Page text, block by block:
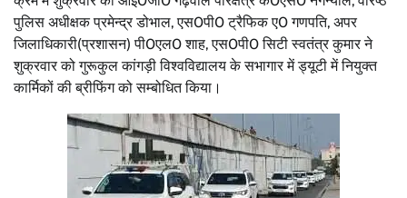
पुलिस अधीक्षक प्रमेन्द्र डोभाल, एस0पी0 ट्रैफिक ए0 गणपति, अपर
जिलाधिकारी(प्रशासन) पी0एल0 शाह, एस0पी0 सिटी स्वतंत्र कुमार ने
शुक्रवार को गुरूकुल कांगड़ी विश्वविद्यालय के सभागार में ड्यूटी में नियुक्त
कार्मिकों की ब्रीफिंग को सम्बोधित किया।